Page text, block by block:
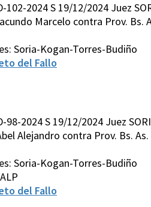
102-2024 S 19/12/2024 Juez
Marcelo contra Prov.
Soria-Kogan-Torres-Budiño
del Fallo
98-2024 S 19/12/2024 Juez
Alejandro contra Prov. Bs.
Soria-Kogan-Torres-Budiño
del Fallo